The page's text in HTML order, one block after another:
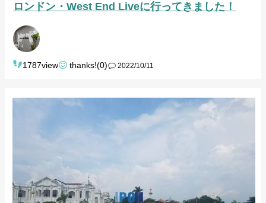
ロンドン・West End Liveに行ってきました！
1787view thanks!(0) 2022/10/11